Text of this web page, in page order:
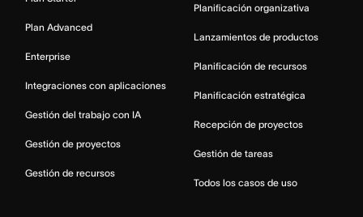
Plan Advanced
Enterprise
Integraciones con aplicaciones
Gestión del trabajo con IA
Gestión de proyectos
Gestión de recursos
Planificación organizativa
Lanzamientos de productos
Planificación de recursos
Planificación estratégica
Recepción de proyectos
Gestión de tareas
Todos los casos de uso